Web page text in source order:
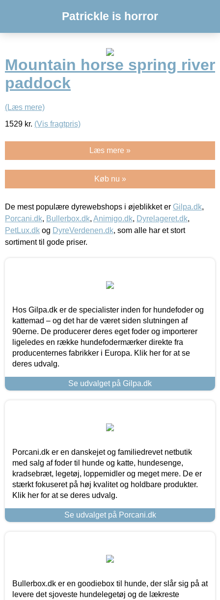
Patrickle is horror
Mountain horse spring river
paddock
(Læs mere)
1529 kr. (Vis fragtpris)
Læs mere »
Køb nu »
De mest populære dyrewebshops i øjeblikket er Gilpa.dk,
Porcani.dk, Bullerbox.dk, Animigo.dk, Dyrelageret.dk,
PetLux.dk og DyreVerdenen.dk, som alle har et stort
sortiment til gode priser.
Hos Gilpa.dk er de specialister inden for hundefoder og
kattemad – og det har de været siden slutningen af
90erne. De producerer deres eget foder og importerer
ligeledes en række hundefodermærker direkte fra
producenternes fabrikker i Europa. Klik her for at se
deres udvalg.
Se udvalget på Gilpa.dk
Porcani.dk er en danskejet og familiedrevet netbutik
med salg af foder til hunde og katte, hundesenge,
kradsebræt, legetøj, loppemidler og meget mere. De er
stærkt fokuseret på høj kvalitet og holdbare produkter.
Klik her for at se deres udvalg.
Se udvalget på Porcani.dk
Bullerbox.dk er en goodiebox til hunde, der slår sig på at
levere det sjoveste hundelegetøj og de lækreste